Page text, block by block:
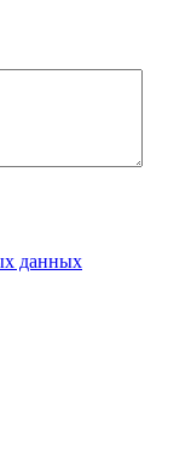
данных